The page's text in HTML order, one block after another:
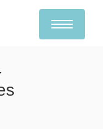
Toggle
navigation